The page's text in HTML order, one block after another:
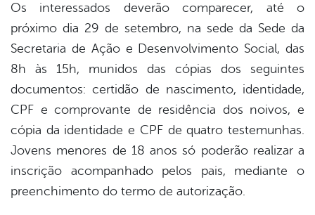
Os interessados deverão comparecer, até o
próximo dia 29 de setembro, na sede da Sede da
Secretaria de Ação e Desenvolvimento Social, das
8h às 15h, munidos das cópias dos seguintes
documentos: certidão de nascimento, identidade,
CPF e comprovante de residência dos noivos, e
cópia da identidade e CPF de quatro testemunhas.
Jovens menores de 18 anos só poderão realizar a
inscrição acompanhado pelos pais, mediante o
preenchimento do termo de autorização.